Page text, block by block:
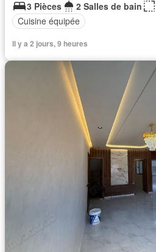
3 Pièces
2 Salles de bain
Cuisine équipée
Il y a 2 jours, 9 heures